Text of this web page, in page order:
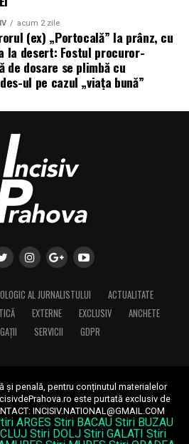
acum 2 zile
(ex) „Portocală” la prânz, cu
la desert: Fostul procuror-
de dosare se plimbă cu
ul pe cazul „viața bună”
AL JURNALISTULUI
ACTUALITATE
EXTERNE EXCLUSIV
ANCHETE
SERVICII GDPR
și penală, pentru conținutul materialelor
este purtată exclusiv de
INCISIV.NATIONAL@GMAIL.COM
ARGES Stiri BACAU Stiri BUZAU
Stiri DOLJ Stiri GALATI Stiri